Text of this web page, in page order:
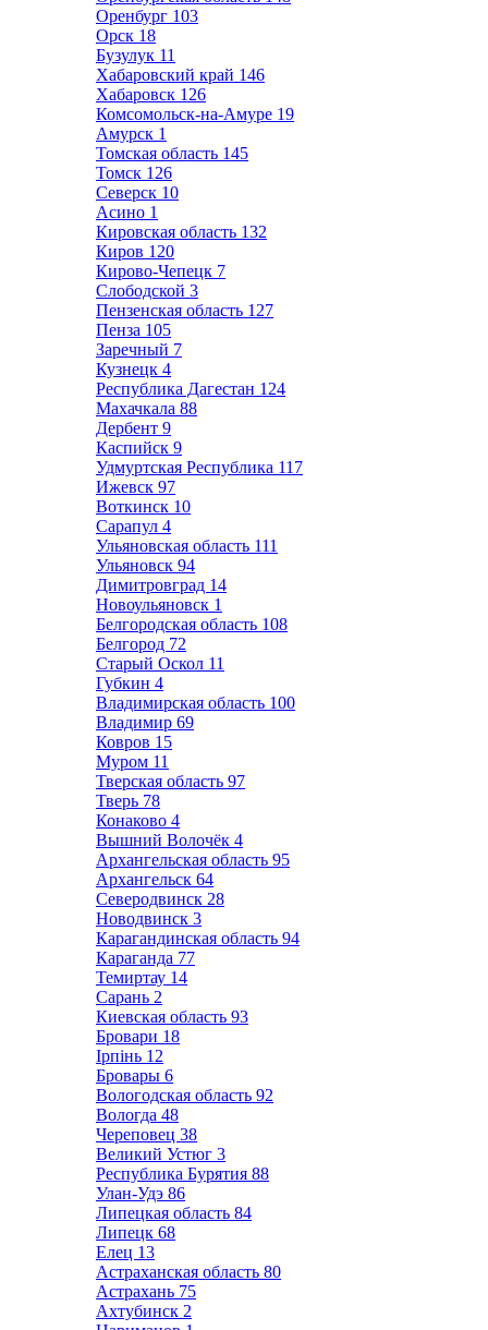
Оренбург 103
Орск 18
Бузулук 11
Хабаровский край 146
Хабаровск 126
Комсомольск-на-Амуре 19
Амурск 1
Томская область 145
Томск 126
Северск 10
Асино 1
Кировская область 132
Киров 120
Кирово-Чепецк 7
Слободской 3
Пензенская область 127
Пенза 105
Заречный 7
Кузнецк 4
Республика Дагестан 124
Махачкала 88
Дербент 9
Каспийск 9
Удмуртская Республика 117
Ижевск 97
Воткинск 10
Сарапул 4
Ульяновская область 111
Ульяновск 94
Димитровград 14
Новоульяновск 1
Белгородская область 108
Белгород 72
Старый Оскол 11
Губкин 4
Владимирская область 100
Владимир 69
Ковров 15
Муром 11
Тверская область 97
Тверь 78
Конаково 4
Вышний Волочёк 4
Архангельская область 95
Архангельск 64
Северодвинск 28
Новодвинск 3
Карагандинская область 94
Караганда 77
Темиртау 14
Сарань 2
Киевская область 93
Бровари 18
Ірпінь 12
Бровары 6
Вологодская область 92
Вологда 48
Череповец 38
Великий Устюг 3
Республика Бурятия 88
Улан-Удэ 86
Липецкая область 84
Липецк 68
Елец 13
Астраханская область 80
Астрахань 75
Ахтубинск 2